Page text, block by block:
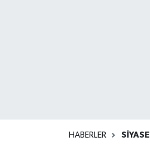
HABERLER